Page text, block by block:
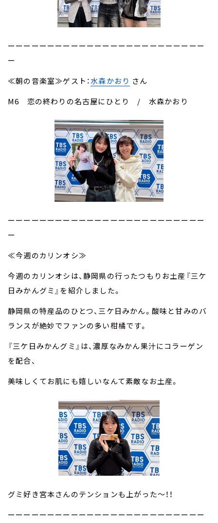
ーーーーーーーーーーーーーーーーーーーーーーーーー
ー
≪朝の音楽室≫ゲスト：水森かおり さん
M6 恋の終わりの名古屋にひとり / 水森かおり
ーーーーーーーーーーーーーーーーーーーーーーーーー
ー
≪今週のカリンオシ≫
今週のカリンオシは、静岡県の行ったつもりお土産『三ケ
日みかんグミ』を紹介しました。
静岡県の特産品のひとつ、三ケ日みかん。酸味と甘みのバ
ランスが絶妙でファンの多い柑橘です。
『三ケ日みかんグミ』は、濃厚なみかん果汁にコラーゲン
を配合、
美味しくてお肌にも嬉しいなんて素敵なお土産。
グミ好き宮本さんのテンションも上がった～！！
ーーーーーーーーーーーーーーーーーーーーーーーーー